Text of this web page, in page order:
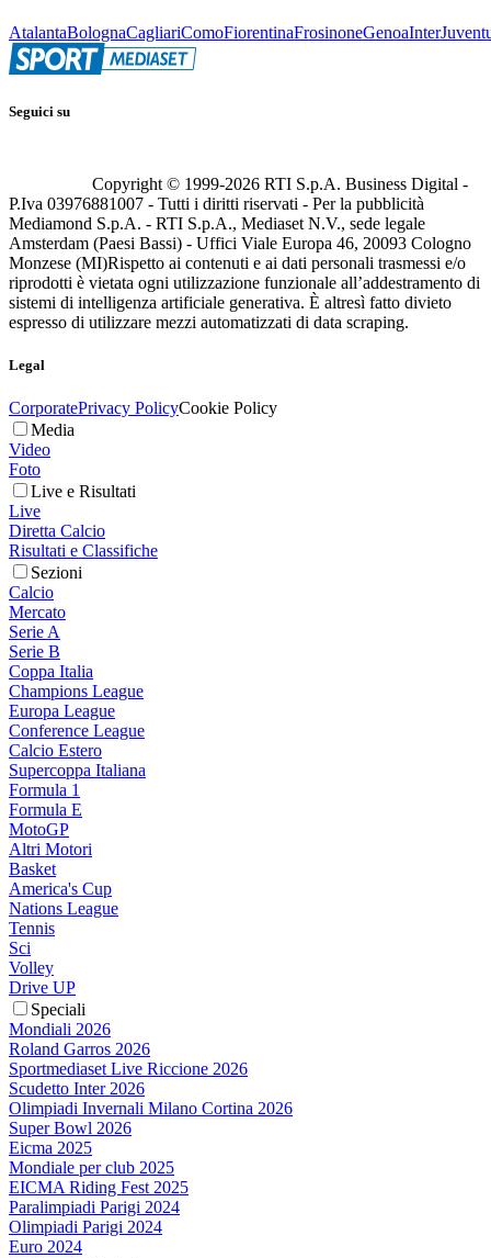
AtalantaBolognaCagliariComoFiorentinaFrosinoneGenoaInter
Seguici su
Copyright © 1999-2026 RTI S.p.A. Business Digital -
P.Iva 03976881007 - Tutti i diritti riservati - Per la pubblicità
Mediamond S.p.A. - RTI S.p.A., Mediaset N.V., sede legale
Amsterdam (Paesi Bassi) - Uffici Viale Europa 46, 20093 Cologno
Monzese (MI)Rispetto ai contenuti e ai dati personali trasmessi e/o
riprodotti è vietata ogni utilizzazione funzionale all’addestramento di
sistemi di intelligenza artificiale generativa. È altresì fatto divieto
espresso di utilizzare mezzi automatizzati di data scraping.
Legal
CorporatePrivacy PolicyCookie Policy
Media
Video
Foto
Live e Risultati
Live
Diretta Calcio
Risultati e Classifiche
Sezioni
Calcio
Mercato
Serie A
Serie B
Coppa Italia
Champions League
Europa League
Conference League
Calcio Estero
Supercoppa Italiana
Formula 1
Formula E
MotoGP
Altri Motori
Basket
America's Cup
Nations League
Tennis
Sci
Volley
Drive UP
Speciali
Mondiali 2026
Roland Garros 2026
Sportmediaset Live Riccione 2026
Scudetto Inter 2026
Olimpiadi Invernali Milano Cortina 2026
Super Bowl 2026
Eicma 2025
Mondiale per club 2025
EICMA Riding Fest 2025
Paralimpiadi Parigi 2024
Olimpiadi Parigi 2024
Euro 2024